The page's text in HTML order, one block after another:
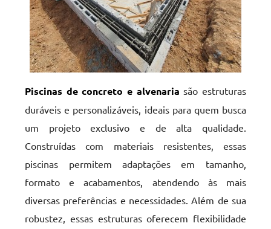
Piscinas de concreto e alvenaria são estruturas
duráveis e personalizáveis, ideais para quem busca
um projeto exclusivo e de alta qualidade.
Construídas com materiais resistentes, essas
piscinas permitem adaptações em tamanho,
formato e acabamentos, atendendo às mais
diversas preferências e necessidades. Além de sua
robustez, essas estruturas oferecem flexibilidade